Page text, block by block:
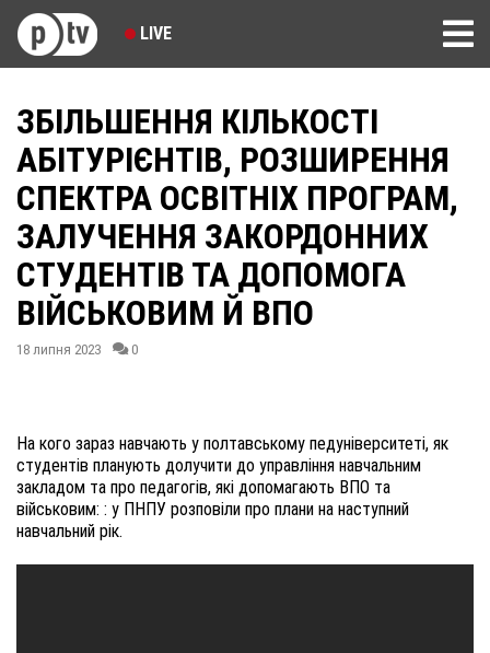
LIVE
ЗБІЛЬШЕННЯ КІЛЬКОСТІ
АБІТУРІЄНТІВ, РОЗШИРЕННЯ
СПЕКТРА ОСВІТНІХ ПРОГРАМ,
ЗАЛУЧЕННЯ ЗАКОРДОННИХ
СТУДЕНТІВ ТА ДОПОМОГА
ВІЙСЬКОВИМ Й ВПО
18 липня 2023 0
На кого зараз навчають у полтавському педуніверситеті, як
студентів планують долучити до управління навчальним
закладом та про педагогів, які допомагають ВПО та
військовим: : у ПНПУ розповіли про плани на наступний
навчальний рік.